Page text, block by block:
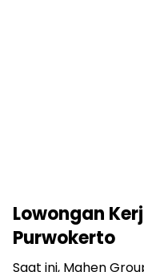
Lowongan
Purwokerto
Saat ini, Mahen